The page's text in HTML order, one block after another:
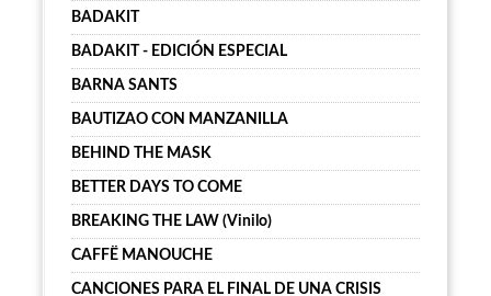
BADAKIT
BADAKIT - EDICIÓN ESPECIAL
BARNA SANTS
BAUTIZAO CON MANZANILLA
BEHIND THE MASK
BETTER DAYS TO COME
BREAKING THE LAW (Vinilo)
CAFFË MANOUCHE
CANCIONES PARA EL FINAL DE UNA CRISIS